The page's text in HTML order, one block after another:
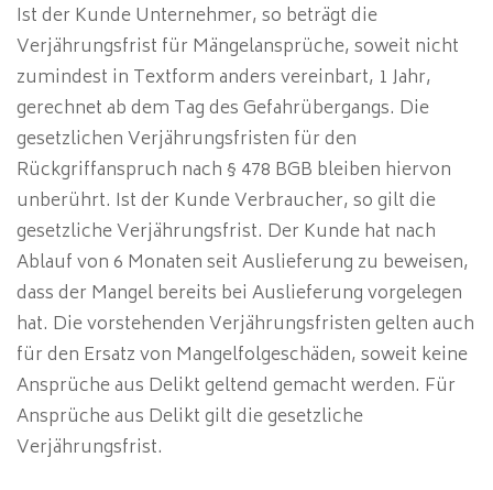
Ist der Kunde Unternehmer, so beträgt die
Verjährungsfrist für Mängelansprüche, soweit nicht
zumindest in Textform anders vereinbart, 1 Jahr,
gerechnet ab dem Tag des Gefahrübergangs. Die
gesetzlichen Verjährungsfristen für den
Rückgriffanspruch nach § 478 BGB bleiben hiervon
unberührt. Ist der Kunde Verbraucher, so gilt die
gesetzliche Verjährungsfrist. Der Kunde hat nach
Ablauf von 6 Monaten seit Auslieferung zu beweisen,
dass der Mangel bereits bei Auslieferung vorgelegen
hat. Die vorstehenden Verjährungsfristen gelten auch
für den Ersatz von Mangelfolgeschäden, soweit keine
Ansprüche aus Delikt geltend gemacht werden. Für
Ansprüche aus Delikt gilt die gesetzliche
Verjährungsfrist.